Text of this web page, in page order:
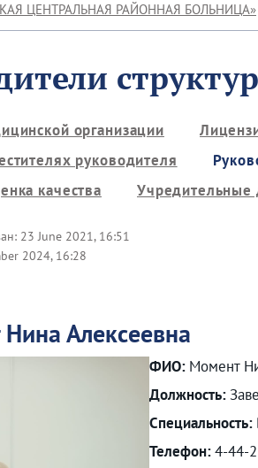
ЦЕНТРАЛЬНАЯ РАЙОННАЯ БОЛЬНИЦА»
организации
руководителя
качества
Учредительные
23 June 2021, 16:51
2024, 16:28
Алексеевна
ФИО: Момент
Должность:
Специальность:
Телефон:4-44-